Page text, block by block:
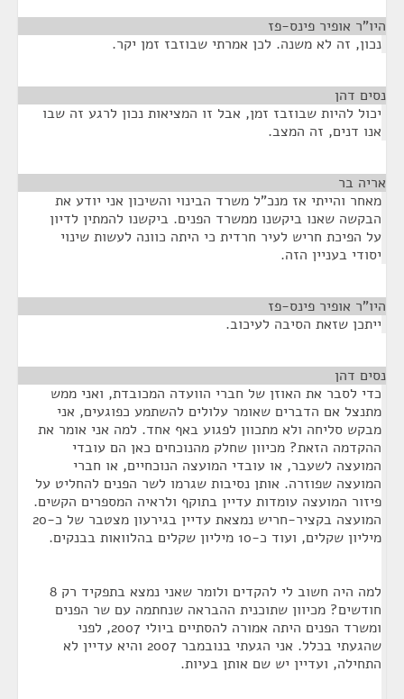
היו"ר אופיר פינס-פז
נכון, זה לא משנה. לכן אמרתי שבוזבז זמן יקר.
נסים דהן
יכול להיות שבוזבז זמן, אבל זו המציאות נכון לרגע זה שבו
אנו דנים, זה המצב.
אריה בר
מאחר והייתי אז מנכ"ל משרד הבינוי והשיכון אני יודע את
הבקשה שאנו ביקשנו ממשרד הפנים. ביקשנו להמתין לדיון
על הפיכת חריש לעיר חרדית כי היתה כוונה לעשות שינוי
יסודי בעניין הזה.
היו"ר אופיר פינס-פז
ייתכן שזאת הסיבה לעיכוב.
נסים דהן
כדי לסבר את האוזן של חברי הוועדה המכובדת, ואני ממש
מתנצל אם הדברים שאומר עלולים להשתמע כפוגעים, אני
מבקש סליחה ולא מתכוון לפגוע באף אחד. למה אני אומר את
ההקדמה הזאת? מכיוון שחלק מהנוכחים כאן הם עובדי
המועצה לשעבר, או עובדי המועצה הנוכחיים, או חברי
המועצה שפוזרה. אותן נסיבות שגרמו לשר הפנים להחליט על
פיזור המועצה עומדות עדיין בתוקף ולראיה המספרים הקשים.
המועצה בקציר-חריש נמצאת עדיין בגירעון מצטבר של כ-20
מיליון שקלים, ועוד כ-10 מיליון שקלים בהלוואות בבנקים.
למה היה חשוב לי להקדים ולומר שאני נמצא בתפקיד רק 8
חודשים? מכיוון שתוכנית ההבראה שנחתמה עם שר הפנים
ומשרד הפנים היתה אמורה להסתיים ביולי 2007, לפני
שהגעתי בכלל. אני הגעתי בנובמבר 2007 והיא עדיין לא
התחילה, ועדיין יש שם אותן בעיות.